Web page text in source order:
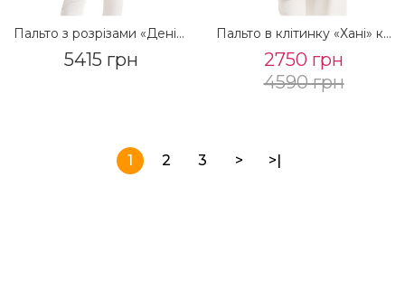
Пальто з розрізами «Деніз» в клітинку
5415 грн
Пальто в клітинку «Хані» коричневе
2750 грн
4590 грн
1 2 3 > >|